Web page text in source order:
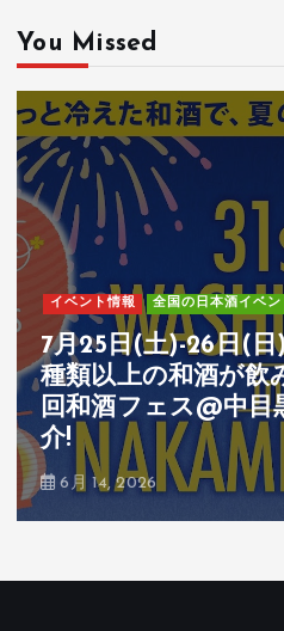
You Missed
イベント情報 全国の日本酒イベン
7月25日(土)-26日(
種類以上の和酒が飲
回和酒フェス@中
介!
6月 14, 2026